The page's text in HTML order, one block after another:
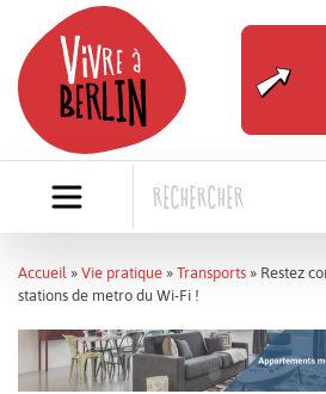
content
Accueil » Vie pratique » Transports » Restez
stations de metro du Wi-Fi !